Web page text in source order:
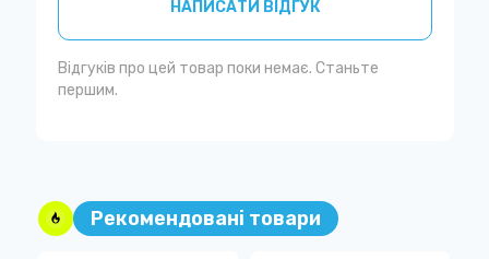
НАПИСАТИ ВІДГУК
Відгуків про цей товар поки немає. Станьте
першим.
Рекомендовані товари